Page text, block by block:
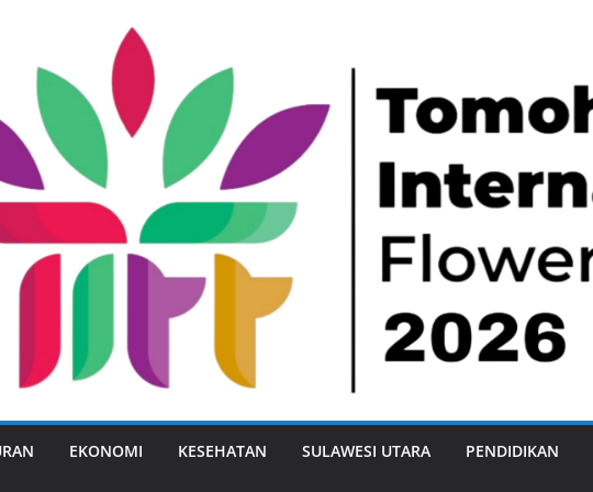
EKONOMI KESEHATAN SULAWESI UTARA PENDIDIKAN